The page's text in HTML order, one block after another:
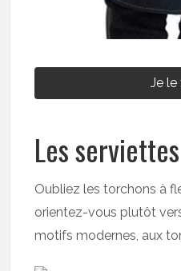
Je le
Les serviettes
Oubliez les torchons à
orientez-vous plutôt
motifs modernes, aux